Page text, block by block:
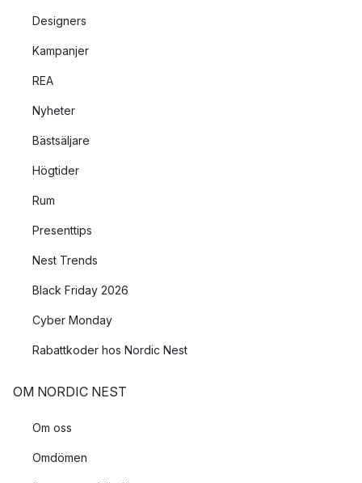
Designers
Kampanjer
REA
Nyheter
Bästsäljare
Högtider
Rum
Presenttips
Nest Trends
Black Friday 2026
Cyber Monday
Rabattkoder hos Nordic Nest
OM NORDIC NEST
Om oss
Omdömen